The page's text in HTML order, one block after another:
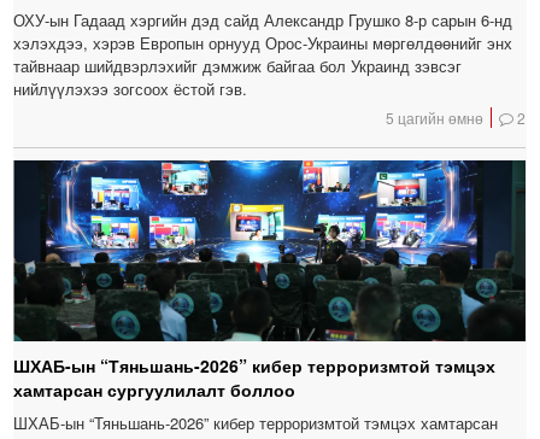
ОХУ-ын Гадаад хэргийн дэд сайд Александр Грушко 8-р сарын 6-нд
хэлэхдээ, хэрэв Европын орнууд Орос-Украины мөргөлдөөнийг энх
тайвнаар шийдвэрлэхийг дэмжиж байгаа бол Украинд зэвсэг
нийлүүлэхээ зогсоох ёстой гэв.
5 цагийн өмнө 2
ШХАБ-ын “Тяньшань-2026” кибер терроризмтой тэмцэх
хамтарсан сургуулилалт боллоо
ШХАБ-ын “Тяньшань-2026” кибер терроризмтой тэмцэх хамтарсан